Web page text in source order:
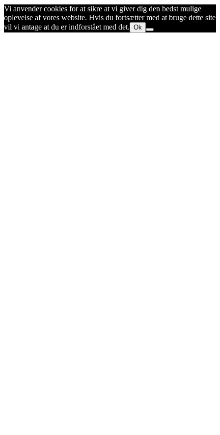
Vi anvender cookies for at sikre at vi giver dig den bedst mulige
oplevelse af vores website. Hvis du fortsætter med at bruge dette site
vil vi antage at du er indforstået med det. Ok